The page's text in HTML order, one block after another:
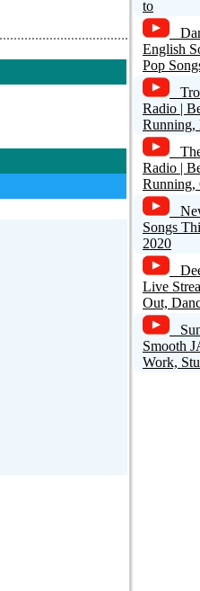
to
English
Pop
Radio |
Running,
Radio |
Running,
Songs
2020
Live
Out,
Smooth
Work,